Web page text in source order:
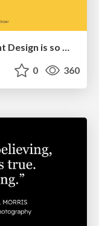
Breaking role norms: Why Content Design is so much more than writing copy - Taylor Woolridge
0 360